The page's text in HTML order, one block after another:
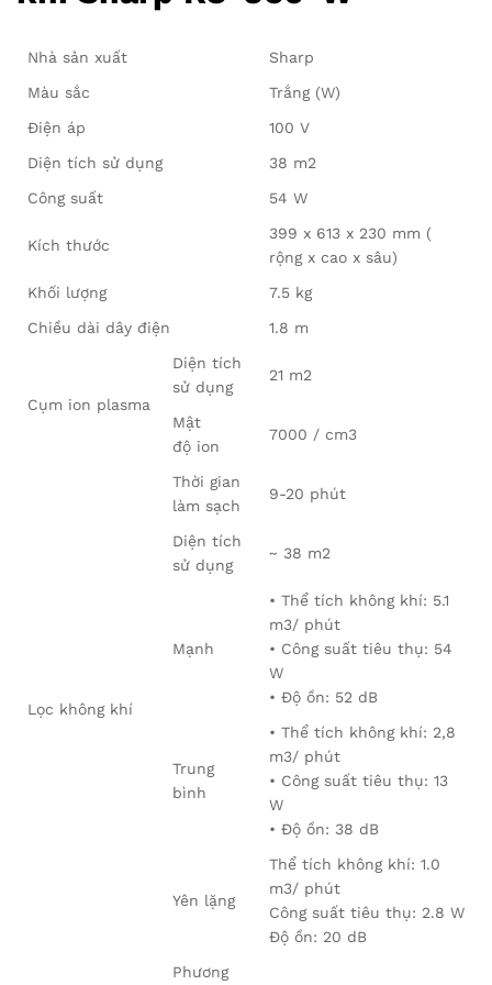
Nhà sản xuất
Sharp
Màu sắc
Trắng (W)
Điện áp
100 V
Diện tích sử dụng
38 m2
Công suất
54 W
Kích thước
399 x 613 x 230 mm (
rộng x cao x sâu)
Khối lượng
7.5 kg
Chiều dài dây điện
1.8 m
Cụm ion plasma
Diện tích
sử dụng
21 m2
Mật
độ ion
7000 / cm3
Lọc không khí
Thời gian
làm sạch
9-20 phút
Diện tích
sử dụng
~ 38 m2
Mạnh
• Thể tích không khí: 5.1
m3/ phút
• Công suất tiêu thụ: 54
W
• Độ ồn: 52 dB
Trung
bình
• Thể tích không khí: 2,8
m3/ phút
• Công suất tiêu thụ: 13
W
• Độ ồn: 38 dB
Yên lặng
Thể tích không khí: 1.0
m3/ phút
Công suất tiêu thụ: 2.8 W
Độ ồn: 20 dB
Phương